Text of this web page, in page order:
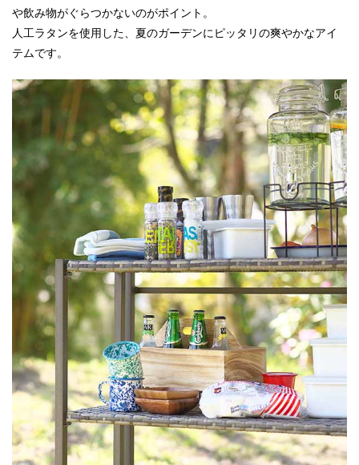
や飲み物がぐらつかないのがポイント。
人工ラタンを使用した、夏のガーデンにピッタリの爽やかなアイ
テムです。